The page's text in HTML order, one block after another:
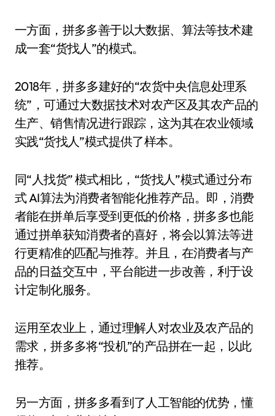
一方面，拼多多善于以大数据、算法等技术建
成一套“货找人”的模式。
2018年，拼多多建好的“农货中央信息处理系
统”，可通过大数据技术对农产区及其农产品的
生产、销售情况进行跟踪，这为其在农业领域
实践“货找人”模式提供了样本。
同“人找货” 模式相比，“货找人”模式通过分布
式 AI算法为消费者智能化推荐产品。即，消费
者能在拼单后享受到更低的价格，拼多多也能
通过拼单获知消费者的喜好，将会以算法等进
行更精准的匹配与推荐。并且，在消费者与产
品的日益交互中，平台能进一步改善，利于设
计定制化服务。
运用至农业上，通过理解人对农业及农产品的
需求，拼多多将“投机”的产品拼在一起，以此
推荐。
另一方面，拼多多看到了人工智能的优势，懂